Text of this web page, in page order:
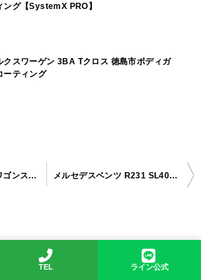
ング【SystemX PRO】
クスワーゲン 3BA Tクロス 徳島市ボディガ
ーティング
ホンダ RP8 ステップワゴンスパーダ 三好市ボディガラスコーティング メルセデスベンツ R231 SL400 美馬市ボディガラスコーティング
検索
TEL ライン公式